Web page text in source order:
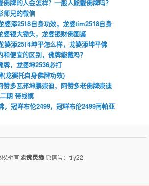
牌的人会怎样？一般人能戴佛牌吗？
师兄的微信
婆添2518自身功效，龙婆tim2518自身
婆银大锄头，龙婆银财佛图鉴
婆添2514坤平怎么样，龙婆添坤平佛
便宜的区别，佛牌能戴吗？
牌，龙婆坤2536必打
(龙婆托自身佛牌功效)
赞多瓦邦坤鹏崇迪，阿赞多老佛牌崇迪
期 带线模
，冠咩布伦2499，冠咩布伦2499南帕亚
权所有泰佛灵缘微信号：tfly22